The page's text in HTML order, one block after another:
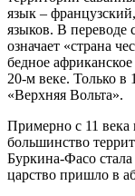
язык –
языков. В переводе
означает «страна
бедное
20-м веке. Только в
«Верхняя Вольта».
Примерно с 11
большинство
Буркина-Фасо
царство пришло в